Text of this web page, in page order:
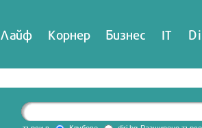
Лайф Корнер Бизнес IT